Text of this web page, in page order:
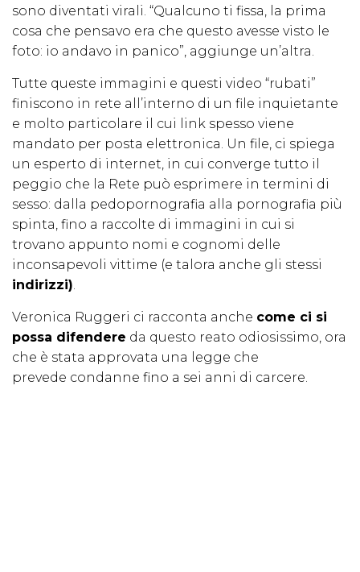
sono diventati virali. “Qualcuno ti fissa, la prima
cosa che pensavo era che questo avesse visto le
foto: io andavo in panico”, aggiunge un’altra.
Tutte queste immagini e questi video “rubati”
finiscono in rete all’interno di un file inquietante
e molto particolare il cui link spesso viene
mandato per posta elettronica. Un file, ci spiega
un esperto di internet, in cui converge tutto il
peggio che la Rete può esprimere in termini di
sesso: dalla pedopornografia alla pornografia più
spinta, fino a raccolte di immagini in cui si
trovano appunto nomi e cognomi delle
inconsapevoli vittime (e talora anche gli stessi
indirizzi).
Veronica Ruggeri ci racconta anche come ci si
possa difendere da questo reato odiosissimo, ora
che è stata approvata una legge che
prevede condanne fino a sei anni di carcere.